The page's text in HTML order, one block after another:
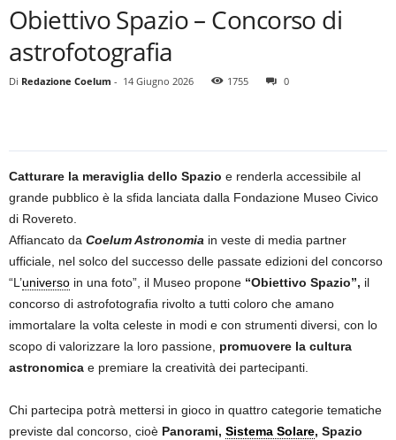
Obiettivo Spazio – Concorso di
astrofotografia
Di Redazione Coelum - 14 Giugno 2026 1755 0
Catturare la meraviglia dello Spazio e renderla accessibile al
grande pubblico è la sfida lanciata dalla Fondazione Museo Civico
di Rovereto.
Affiancato da Coelum Astronomia in veste di media partner
ufficiale, nel solco del successo delle passate edizioni del concorso
“L’universo in una foto”, il Museo propone “Obiettivo Spazio”, il
concorso di astrofotografia rivolto a tutti coloro che amano
immortalare la volta celeste in modi e con strumenti diversi, con lo
scopo di valorizzare la loro passione, promuovere la cultura
astronomica e premiare la creatività dei partecipanti.
Chi partecipa potrà mettersi in gioco in quattro categorie tematiche
previste dal concorso, cioè Panorami, Sistema Solare, Spazio